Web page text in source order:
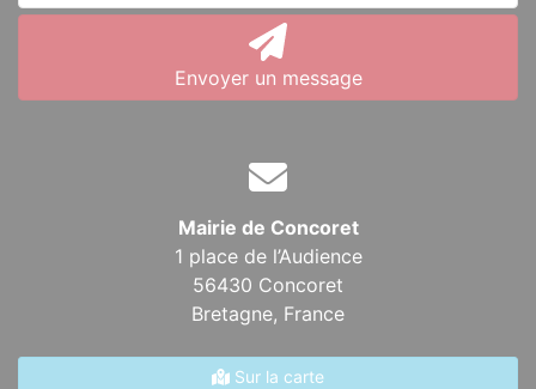
Envoyer un message
Mairie de Concoret
1 place de l’Audience
56430 Concoret
Bretagne, France
Sur la carte